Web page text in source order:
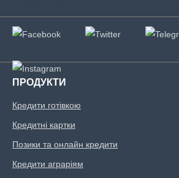
ПРОДУКТИ
Кредити готівкою
Кредитні картки
Позики та онлайн кредити
Кредити аграріям